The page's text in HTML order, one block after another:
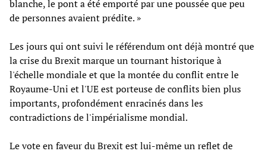
blanche, le pont a été emporté par une poussée que peu
de personnes avaient prédite. »
Les jours qui ont suivi le référendum ont déjà montré que
la crise du Brexit marque un tournant historique à
l'échelle mondiale et que la montée du conflit entre le
Royaume-Uni et l'UE est porteuse de conflits bien plus
importants, profondément enracinés dans les
contradictions de l'impérialisme mondial.
Le vote en faveur du Brexit est lui-même un reflet de